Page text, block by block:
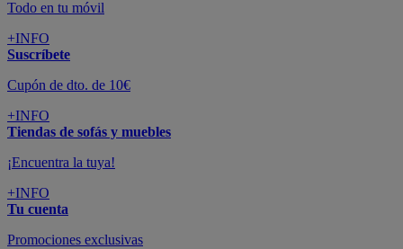
Todo en tu móvil
+INFO
Suscríbete
Cupón de dto. de 10€
+INFO
Tiendas de sofás y muebles
¡Encuentra la tuya!
+INFO
Tu cuenta
Promociones exclusivas